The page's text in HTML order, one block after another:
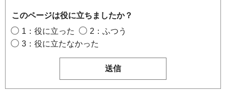
このページは役に立ちましたか？
1：役に立った
2：ふつう
3：役に立たなかった